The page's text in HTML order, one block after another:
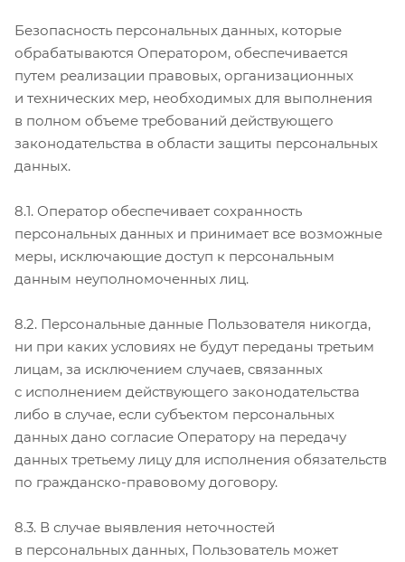
Безопасность персональных данных, которые
обрабатываются Оператором, обеспечивается
путем реализации правовых, организационных
и технических мер, необходимых для выполнения
в полном объеме требований действующего
законодательства в области защиты персональных
данных.
8.1. Оператор обеспечивает сохранность
персональных данных и принимает все возможные
меры, исключающие доступ к персональным
данным неуполномоченных лиц.
8.2. Персональные данные Пользователя никогда,
ни при каких условиях не будут переданы третьим
лицам, за исключением случаев, связанных
с исполнением действующего законодательства
либо в случае, если субъектом персональных
данных дано согласие Оператору на передачу
данных третьему лицу для исполнения обязательств
по гражданско-правовому договору.
8.3. В случае выявления неточностей
в персональных данных, Пользователь может